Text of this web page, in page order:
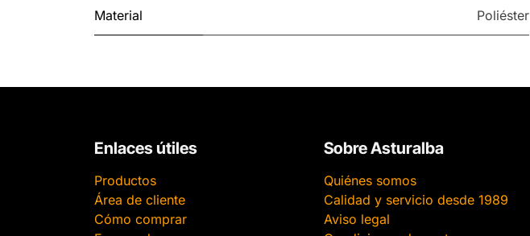
Material Poliéster
Enlaces útiles
Productos
Área de cliente
Cómo comprar
Sobre Asturalba
Quiénes somos
Calidad y servicio desde 1989
Aviso legal